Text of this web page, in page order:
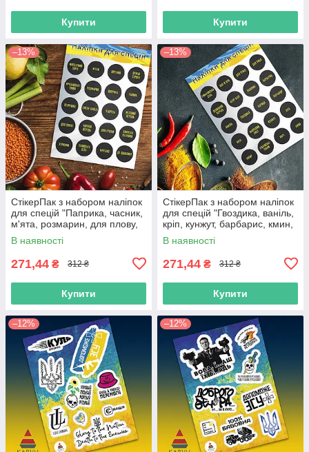
Купити Купити
–13%
СтікерПак з набором наліпок
для спецій "Паприка, часник,
м'ята, розмарин, для плову,
суміш перців тощо".
В наявності
271,44 ₴ 312 ₴
Купити
–13%
СтікерПак з набором наліпок
для спецій "Гвоздика, ваніль,
кріп, кунжут, барбарис, кмин,
базилік, карі тощо".
В наявності
271,44 ₴ 312 ₴
Купити
–12% –12%